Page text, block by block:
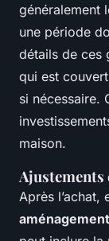
généralement
une période
détails de ces
qui est
si nécessaire.
maison.
Ajustements
Après l’achat,